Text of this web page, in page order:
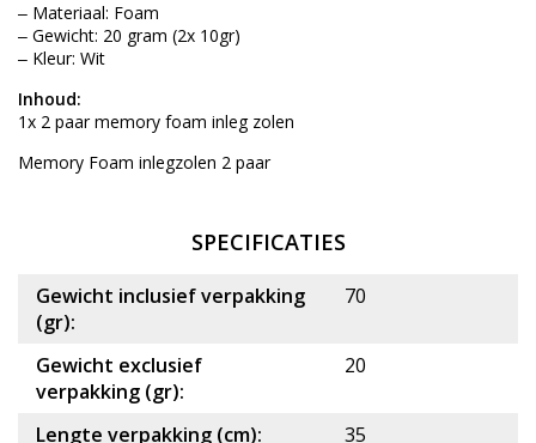
‒ Materiaal: Foam
‒ Gewicht: 20 gram (2x 10gr)
‒ Kleur: Wit
Inhoud:
1x 2 paar memory foam inleg zolen
Memory Foam inlegzolen 2 paar
SPECIFICATIES
Gewicht inclusief verpakking
(gr):
70
Gewicht exclusief
verpakking (gr):
20
Lengte verpakking (cm):
35